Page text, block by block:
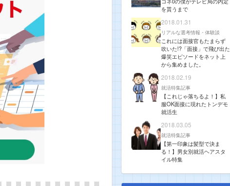
を貰うまで
2018.01.31
リアルな選考情報・体験談
これには面接官もたまらず
吹いた!?「面接」で飛び出た
爆笑エピソードをネット上
から集めました。
2018.02.19
就活特集記事
【これじゃ落ちるよ！】私
服OK面接に現れたトンデモ
就活生
2018.03.05
就活特集記事
【第一印象は髪型で決ま
る！】男女別就活ヘアスタ
イル特集